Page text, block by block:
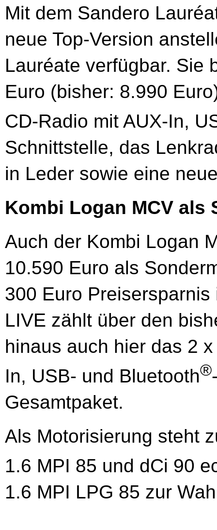
Mit dem Sandero
neue Top-Version
Lauréate verfügbar. Sie
Euro (bisher: 8.990
CD-Radio mit AUX-In,
Schnittstelle, das
in Leder sowie eine
Kombi Logan MCV als
Auch der Kombi Logan
10.590 Euro als
300 Euro
LIVE zählt über den
hinaus auch hier das 2
In, USB- und Bluetooth®
Gesamtpaket.
Als Motorisierung steht
1.6 MPI 85 und dCi 90
1.6 MPI LPG 85 zur